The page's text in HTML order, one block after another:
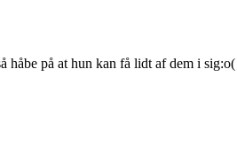
på at hun kan få lidt af dem i